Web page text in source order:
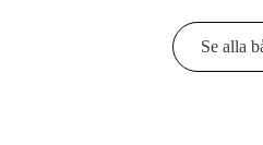
Se alla